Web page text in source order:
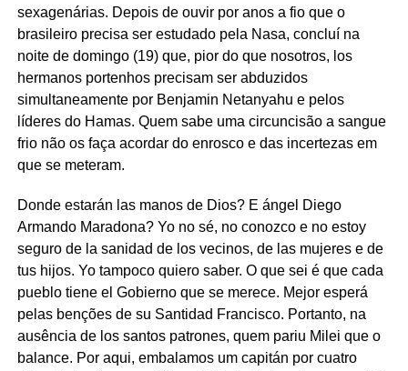
sexagenárias. Depois de ouvir por anos a fio que o
brasileiro precisa ser estudado pela Nasa, concluí na
noite de domingo (19) que, pior do que nosotros, los
hermanos portenhos precisam ser abduzidos
simultaneamente por Benjamin Netanyahu e pelos
líderes do Hamas. Quem sabe uma circuncisão a sangue
frio não os faça acordar do enrosco e das incertezas em
que se meteram.
Donde estarán las manos de Dios? E ángel Diego
Armando Maradona? Yo no sé, no conozco e no estoy
seguro de la sanidad de los vecinos, de las mujeres e de
tus hijos. Yo tampoco quiero saber. O que sei é que cada
pueblo tiene el Gobierno que se merece. Mejor esperá
pelas benções de su Santidad Francisco. Portanto, na
ausência de los santos patrones, quem pariu Milei que o
balance. Por aqui, embalamos um capitán por cuatro